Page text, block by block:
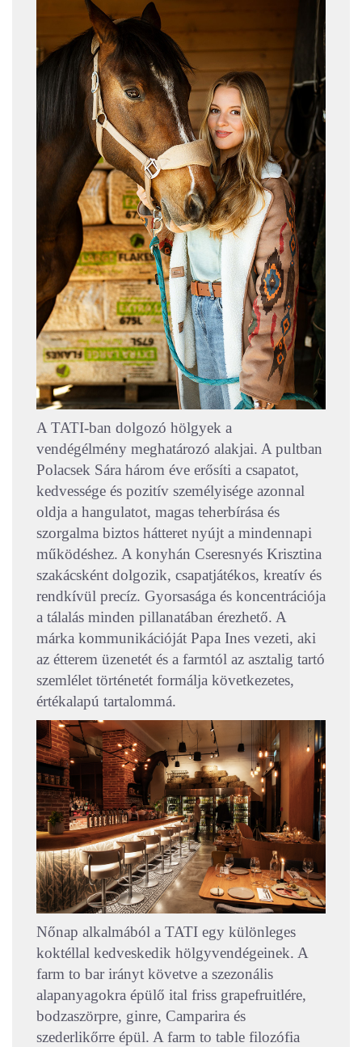
A TATI-ban dolgozó hölgyek a
vendégélmény meghatározó alakjai. A pultban
Polacsek Sára három éve erősíti a csapatot,
kedvessége és pozitív személyisége azonnal
oldja a hangulatot, magas teherbírása és
szorgalma biztos hátteret nyújt a mindennapi
működéshez. A konyhán Cseresnyés Krisztina
szakácsként dolgozik, csapatjátékos, kreatív és
rendkívül precíz. Gyorsasága és koncentrációja
a tálalás minden pillanatában érezhető. A
márka kommunikációját Papa Ines vezeti, aki
az étterem üzenetét és a farmtól az asztalig tartó
szemlélet történetét formálja következetes,
értékalapú tartalommá.
Nőnap alkalmából a TATI egy különleges
koktéllal kedveskedik hölgyvendégeinek. A
farm to bar irányt követve a szezonális
alapanyagokra épülő ital friss grapefruitlére,
bodzaszörpre, ginre, Camparira és
szederlikőrre épül. A farm to table filozófia